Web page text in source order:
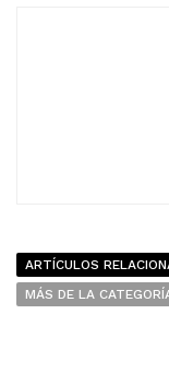
ARTÍCULOS
MÁS DE LA